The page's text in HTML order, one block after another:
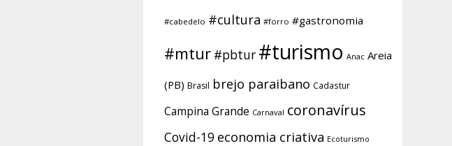
#cabedelo #cultura #forro #gastronomia
#mtur #pbtur #turismo Anac Areia
(PB) Brasil brejo paraibano Cadastur
Campina Grande Carnaval coronavírus
Covid-19 economia criativa Ecoturismo